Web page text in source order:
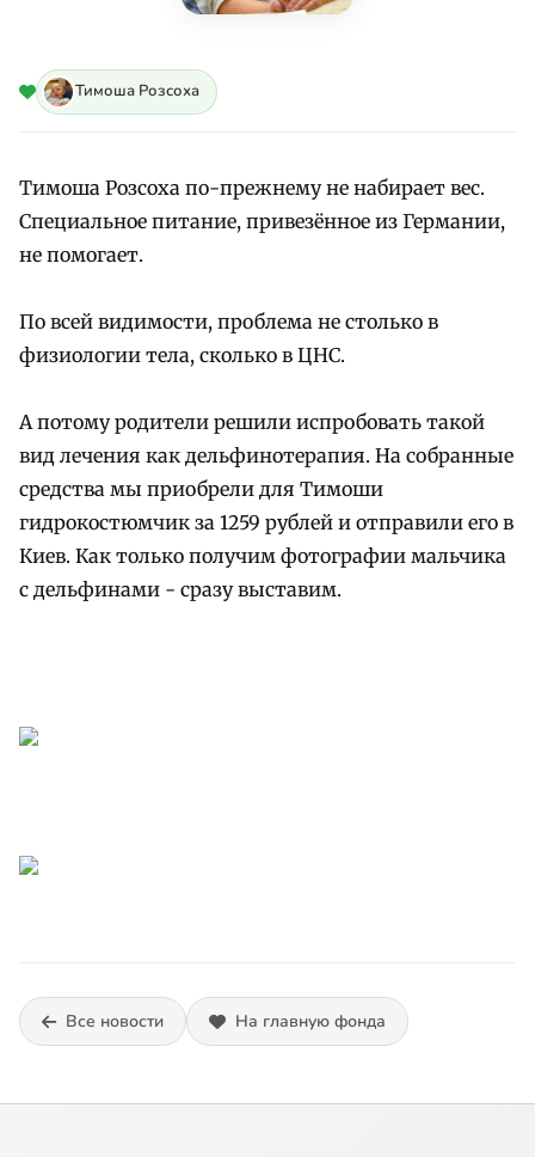
Тимоша Розсоха
Тимоша Розсоха по-прежнему не набирает вес.
Специальное питание, привезённое из Германии,
не помогает.
По всей видимости, проблема не столько в
физиологии тела, сколько в ЦНС.
А потому родители решили испробовать такой
вид лечения как дельфинотерапия. На собранные
средства мы приобрели для Тимоши
гидрокостюмчик за 1259 рублей и отправили его в
Киев. Как только получим фотографии мальчика
с дельфинами - сразу выставим.
Все новости На главную фонда